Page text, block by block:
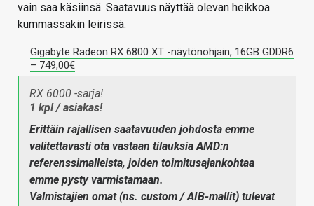
vain saa käsiinsä. Saatavuus näyttää olevan heikkoa
kummassakin leirissä.
Gigabyte Radeon RX 6800 XT -näytönohjain, 16GB GDDR6
– 749,00€
RX 6000 -sarja!
1 kpl / asiakas!
Erittäin rajallisen saatavuuden johdosta emme
valitettavasti ota vastaan tilauksia AMD:n
referenssimalleista, joiden toimitusajankohtaa
emme pysty varmistamaan.
Valmistajien omat (ns. custom / AIB-mallit) tulevat